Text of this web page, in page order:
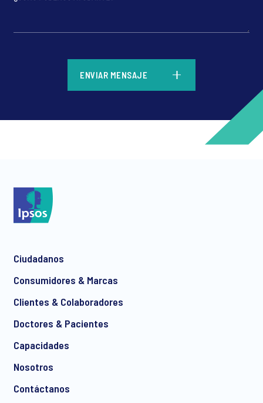
ENVIAR MENSAJE
Ciudadanos
Consumidores & Marcas
Clientes & Colaboradores
Doctores & Pacientes
Capacidades
Nosotros
Contáctanos